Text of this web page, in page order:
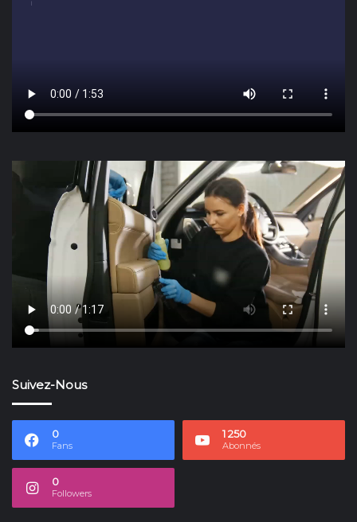
Suivez-Nous
0
Fans
1 250
Abonnés
0
Followers